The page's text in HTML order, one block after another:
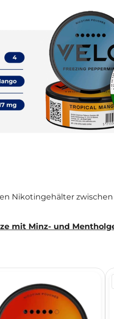
Nikotingehälter
mit Minz- und